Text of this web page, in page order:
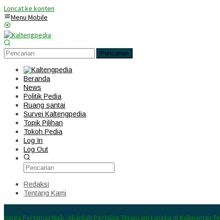
Loncat ke konten
Menu Mobile
Pencarian
Beranda
News
Politik Pedia
Ruang santai
Survei Kaltengpedia
Topik Pilihan
Tokoh Pedia
Log In
Log Out
Redaksi
Tentang Kami
Harga Pertamax Naik, Akankah Pertalite Terancam Langka di Kalimantan